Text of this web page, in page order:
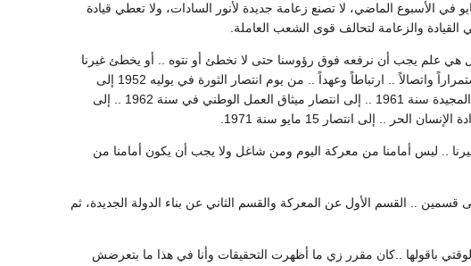
وأن يزداد اندفاعاً، وأقولها للتاريخ أن عملية التصحيح التي قام بها الشعب في 15 مايو في الأسبوع الماضي، لا تصنع زعامة جديدة لأنور السادات، ولا تعطي قيادة
القيادة والزعامة لتحالف قوى الشعب العاملة.
هي علم يجب أن نرفعه فوق رؤوسنا حتى لا نخطئ أو نتوه .. أو يخطئ غيرنا
ويتوه .. بكلمات بسيطة .. نحن على الطريق .. نحن على المسيرة .. نحن على الهدف استمراراً واتصالاً .. ارتباطاً وعهداً .. من يوم انتصار الثورة في يوليه 1952 إلى
انتصار الوطنية في حرب السويس سنة 1956 .. إلى انتصار الاشتراكية في قوانين يوليه المجيدة سنة 1961 .. إلى انتصار ميثاق العمل الوطني في سنة 1962 .. إلى
.. ليس أمامنا من معركة اليوم ومن شاغل ولا يجب أن يكون أمامنا من
.. القسم الأول عن المعركة والقسم الثاني عن بناء الدولة الجديدة، ثم
باقولها ..كان مقرر زي ما أظهرت التحقيقات وأنا في هذا ما بتعرضش